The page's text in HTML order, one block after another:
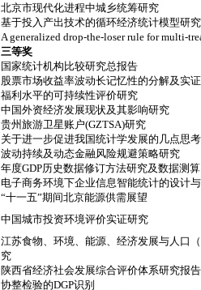
北京市现代化进程中城乡统筹研究
基于投入产出技术的循环经济统计模型研究
A generalized drop-the-loser rule for multi-
三等奖
国家统计机构比较研究总报告
股票市场收益率波动长记忆性的分解及实
福利水平的可持续性评价研究
中国外资经济发展现状及其影响研究
贵州旅游卫星账户(GZTSA)研究
关于进一步促进我国统计学发展的几点思考
波动持续及动态金融风险规避策略研究
年度GDP历史数据修订方法研究及数据测算
电子商务环境下企业信息智能统计的设计
“十一五”期间北京能源供需展望
中国城市投资环境评价实证研究
江苏食物、环境、能源、经济发展与人口
究
陕西省经济社会发展综合评价体系研究报告
协整检验的DGP识别